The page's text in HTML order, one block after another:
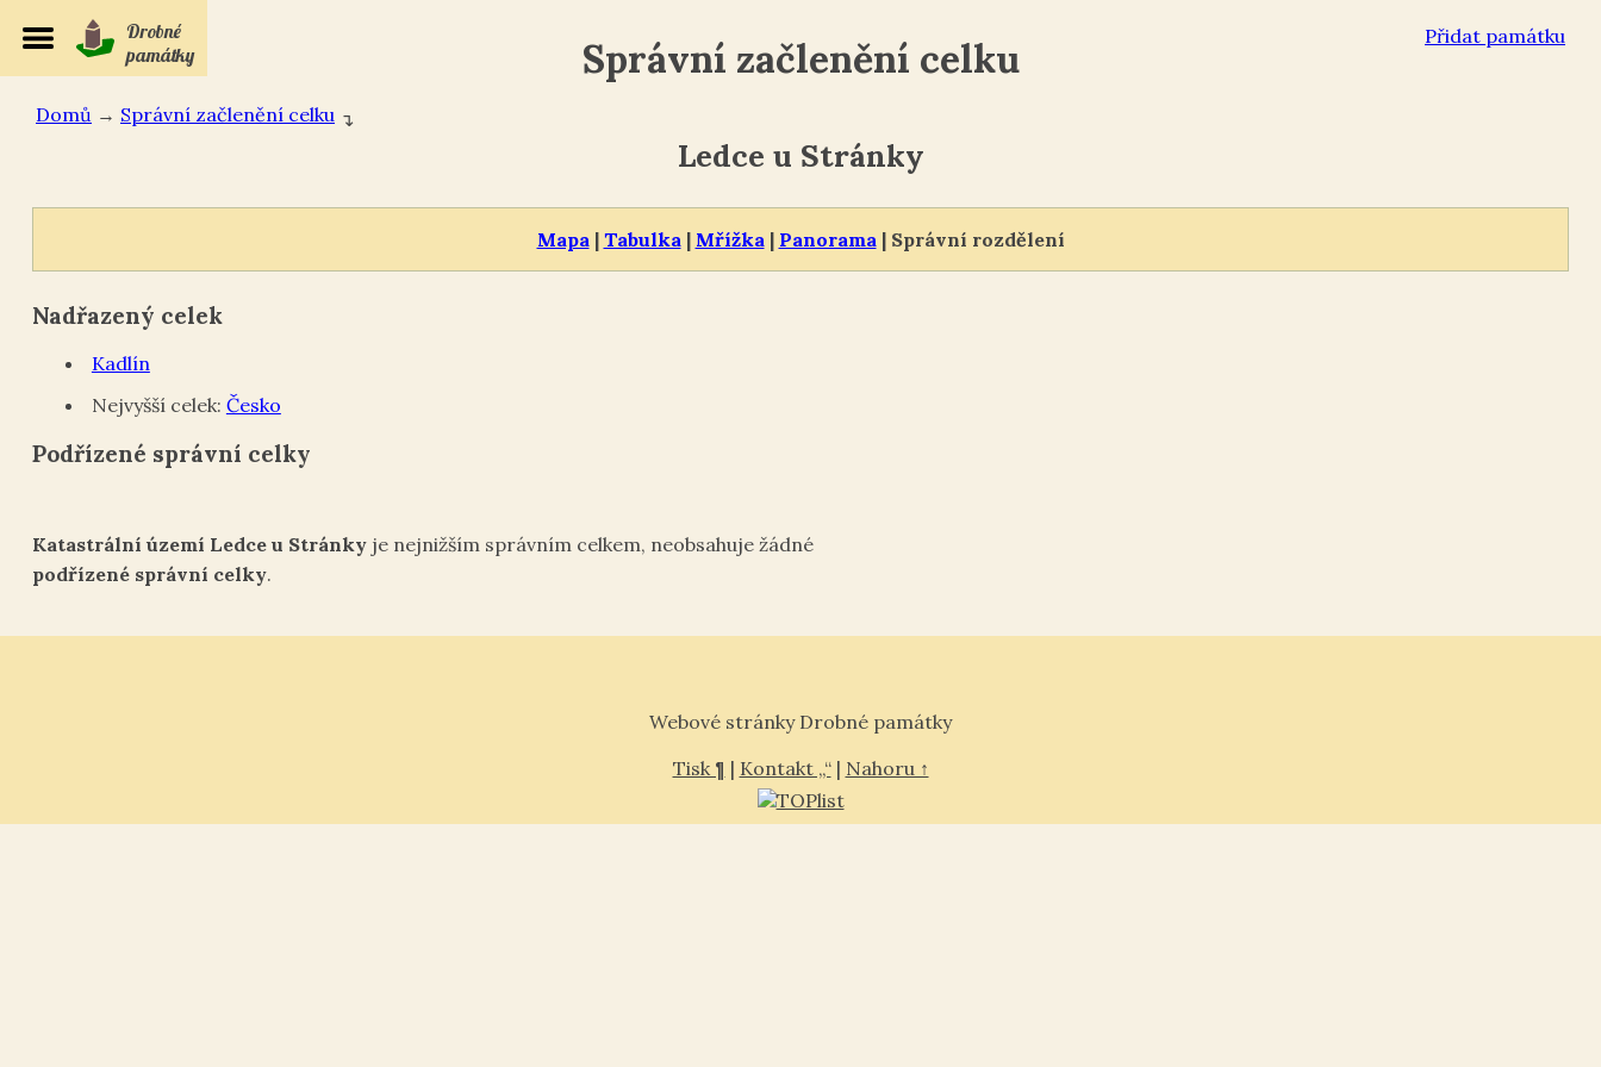
Přidat památku
Drobné
památky
Správní začlenění celku
Domů → Správní začlenění celku ↴
Mapa | Tabulka | Mřížka | Panorama | Správní rozdělení
Ledce u Stránky
Nadřazený celek
Kadlín
Nejvyšší celek: Česko
Podřízené správní celky
Katastrální území Ledce u Stránkyje nejnižším správním celkem, neobsahuje žádné
podřízené správní celky.
Webové stránky Drobné památky
Tisk ¶ | Kontakt „“| Nahoru ↑